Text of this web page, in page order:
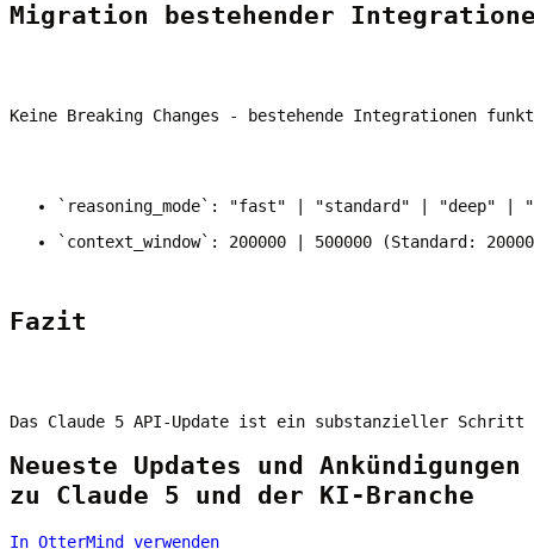
Migration bestehender
Keine Breaking Changes - bestehende Integrationen
`reasoning_mode`: "fast" | "standard" | "deep" |
`context_window`: 200000 | 500000 (Standard:
Fazit
Das Claude 5 API-Update ist ein substanzieller Schritt
Neueste Updates und Ankündigungen
zu Claude 5 und der KI-Branche
In OtterMind verwenden